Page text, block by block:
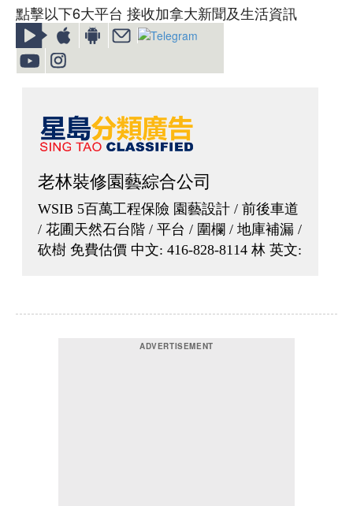
點擊以下6大平台 接收加拿大新聞及生活資訊